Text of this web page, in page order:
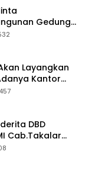
Gedung
Layangkan
Kantor
457
DBD
Cab.Takalar